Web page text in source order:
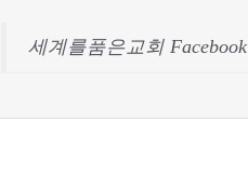
세계를품은교회 Facebook